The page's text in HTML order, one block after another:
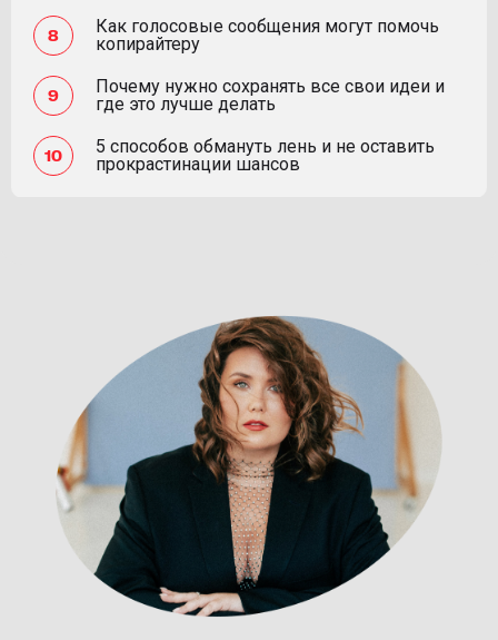
Как голосовые сообщения могут помочь
копирайтеру
Почему нужно сохранять все свои идеи и
где это лучше делать
5 способов обмануть лень и не оставить
прокрастинации шансов